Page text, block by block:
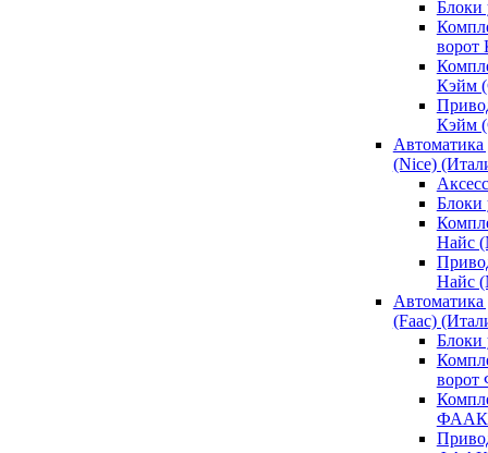
Блоки
ворот
Кэйм
Кэйм
(Nice)
Блоки
Найс
Найс
(Faac)
ФААК